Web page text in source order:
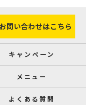
お問い合わせはこちら
キャンペーン
メニュー
よくある質問